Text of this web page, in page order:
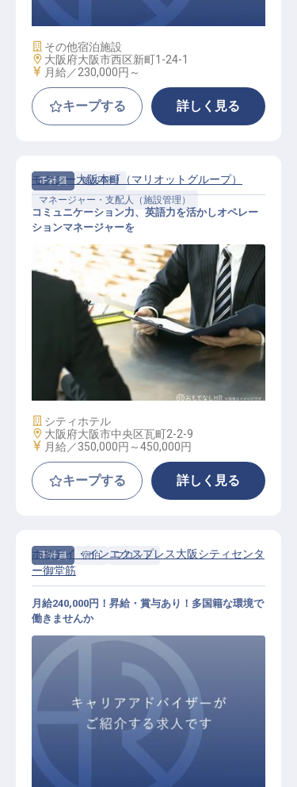
施設業態
その他宿泊施設
勤務地
大阪府大阪市西区新町1-24-1
給与
月給／230,000円～
キープする 詳しく見る
正社員
施設管理
マネージャー・支配人（施設管理）
Operation Manager
モクシー大阪本町（マリオットグループ）
コミュニケーション力、英語力を活かしオペレー
ションマネージャーを
施設業態
シティホテル
勤務地
大阪府大阪市中央区瓦町2-2-9
給与
月給／350,000円～450,000円
キープする 詳しく見る
正社員 宿泊 フロント
フロント / 正社員
ホリデイ・インエクスプレス大阪シティセンタ
ー御堂筋
月給240,000円！昇給・賞与あり！多国籍な環境で
働きませんか